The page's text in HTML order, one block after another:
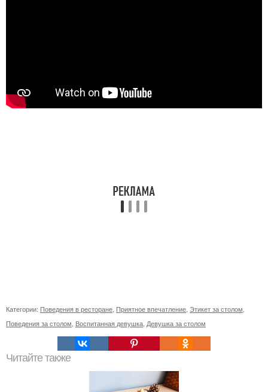
Категории: Поведения в ресторане Приятное впечатление Этикет за столом
Поведения за столом Воспитанная девушка Девушка за столом
Читайте также